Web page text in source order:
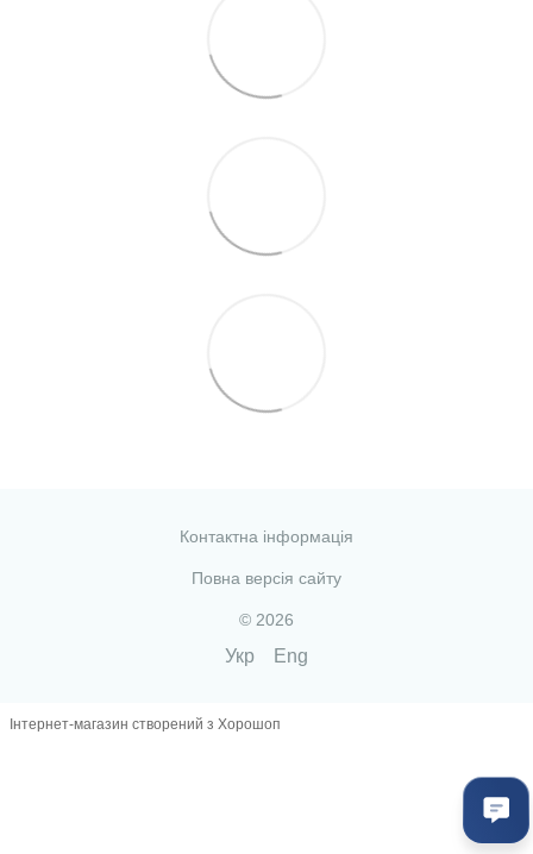
Контактна інформація
Повна версія сайту
© 2026
Укр Eng
Інтернет-магазин створений з Хорошоп